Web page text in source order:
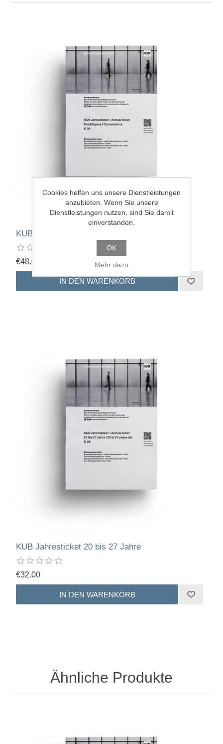
KUB Jahresticket Ermäßigung
€48.00
KUB Jahresticket 20 bis 27 Jahre
€32.00
Ähnliche Produkte
Cookies helfen uns unsere Dienstleistungen
anzubieten. Wenn Sie unsere
Dienstleistungen nutzen, sind Sie damit
einverstanden.
OK
Mehr dazu